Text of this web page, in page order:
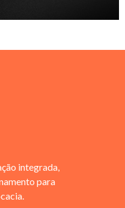
integrada,
para